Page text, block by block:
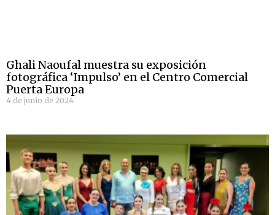
Ghali Naoufal muestra su exposición
fotográfica ‘Impulso’ en el Centro Comercial
Puerta Europa
4 de junio de 2024